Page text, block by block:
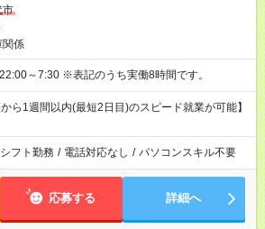
市
関係
20:00～5:30 22:00～7:30 ※表記のうち実働8時間です。
ら1週間以内(最短2日目)のスピード就業が可能】
シフト勤務 / 電話対応なし / パソコンスキル不要
応募する 詳細へ